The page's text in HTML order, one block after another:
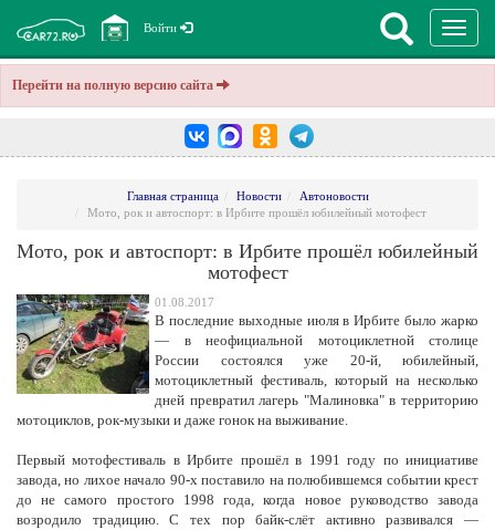
Перейти на полную версию сайта
Войти
Главная страница Новости
Автоновости
Мото, рок и автоспорт: в Ирбите прошёл юбилейный мотофест
Мото, рок и автоспорт: в Ирбите прошёл юбилейный
мотофест
01.08.2017
В последние выходные июля в Ирбите было жарко
— в неофициальной мотоциклетной столице
России состоялся уже 20-й, юбилейный,
мотоциклетный фестиваль, который на несколько
дней превратил лагерь "Малиновка" в территорию
мотоциклов, рок-музыки и даже гонок на выживание.
Первый мотофестиваль в Ирбите прошёл в 1991 году по инициативе
завода, но лихое начало 90-х поставило на полюбившемся событии крест
до не самого простого 1998 года, когда новое руководство завода
возродило традицию. С тех пор байк-слёт активно развивался —